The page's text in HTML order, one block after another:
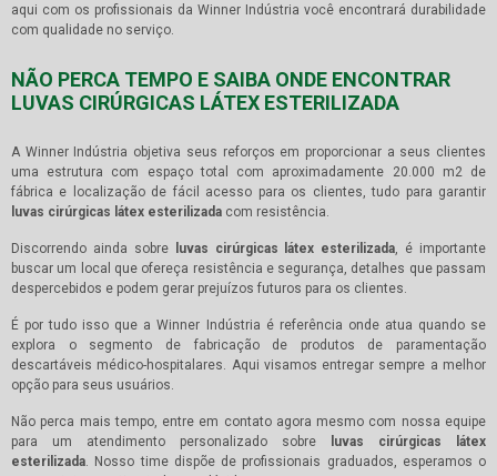
aqui com os profissionais da Winner Indústria você encontrará durabilidade
com qualidade no serviço.
NÃO PERCA TEMPO E SAIBA ONDE ENCONTRAR
LUVAS CIRÚRGICAS LÁTEX ESTERILIZADA
A Winner Indústria objetiva seus reforços em proporcionar a seus clientes
uma estrutura com espaço total com aproximadamente 20.000 m2 de
fábrica e localização de fácil acesso para os clientes, tudo para garantir
luvas cirúrgicas látex esterilizada com resistência.
Discorrendo ainda sobre luvas cirúrgicas látex esterilizada, é importante
buscar um local que ofereça resistência e segurança, detalhes que passam
despercebidos e podem gerar prejuízos futuros para os clientes.
É por tudo isso que a Winner Indústria é referência onde atua quando se
explora o segmento de fabricação de produtos de paramentação
descartáveis médico-hospitalares. Aqui visamos entregar sempre a melhor
opção para seus usuários.
Não perca mais tempo, entre em contato agora mesmo com nossa equipe
para um atendimento personalizado sobre
luvas cirúrgicas látex
esterilizada. Nosso time dispõe de profissionais graduados, esperamos o